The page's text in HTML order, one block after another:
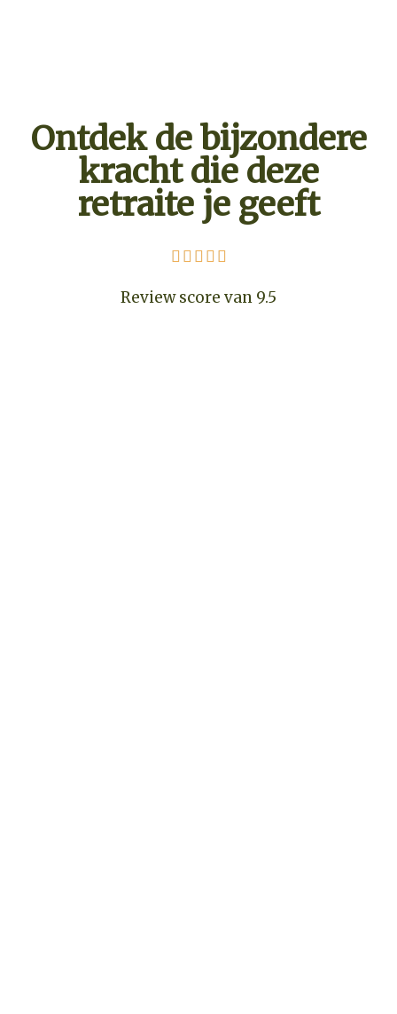
Ontdek de bijzondere
kracht die deze
retraite je geeft
    
Review score van 9.5